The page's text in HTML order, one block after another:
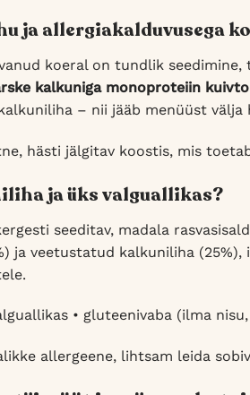
ja allergiakalduvusega
koeral on tundlik
kalkuniga monoproteiin
– nii jääb menüüst välja
hästi jälgitav koostis, mis
ja üks valguallikas?
seeditav, madala
ja veetustatud kalkuniliha
• gluteenivaba (ilma
allergeene, lihtsam leida